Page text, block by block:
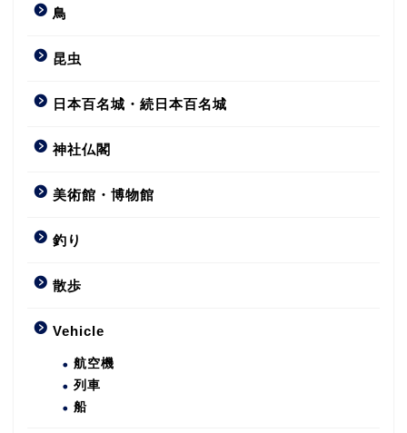
鳥
昆虫
日本百名城・続日本百名城
神社仏閣
美術館・博物館
釣り
散歩
Vehicle
航空機
列車
船